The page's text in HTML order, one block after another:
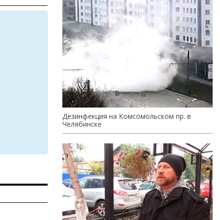
Дезинфекция на Комсомольском пр. в
Челябинске